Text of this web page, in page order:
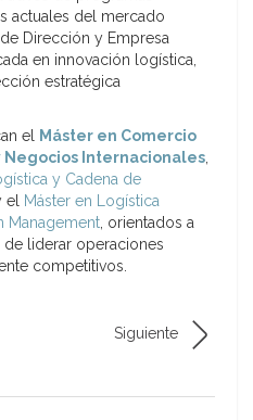
actuales del mercado
Dirección y Empresa
en innovación logística,
estratégica
el Máster en Comercio
Negocios Internacionales,
y Cadena de
el Máster en Logística
Management, orientados a
liderar operaciones
competitivos.
Siguiente